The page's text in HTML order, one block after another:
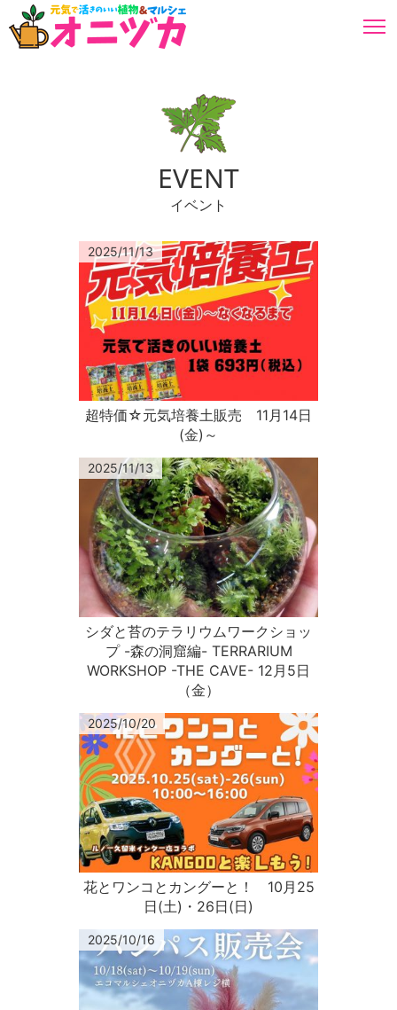
福岡県朝倉郡のガーデニングショップ。自社生産の元気で活きの良い花苗や野菜苗から園芸用品園
芸雑貨まで広く取り揃えています。
EVENT
イベント
2025/11/13
超特価☆元気培養土販売 11月14日
(金)～
2025/11/13
シダと苔のテラリウムワークショッ
プ -森の洞窟編- TERRARIUM
WORKSHOP -THE CAVE- 12月5日
（金）
2025/10/20
花とワンコとカングーと！ 10月25
日(土)・26日(日)
2025/10/16